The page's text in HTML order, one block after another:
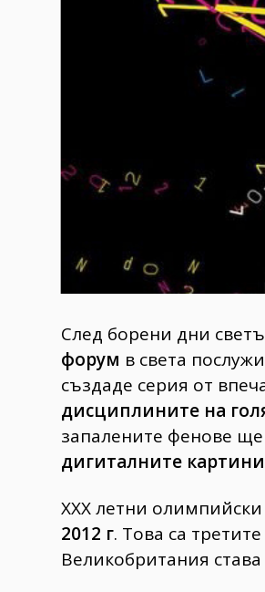
Wellness 1817
ПОСЛЕДВАЙТЕ
НИ
След борени дни
форум в света
създаде серия от
дисциплините на
запалените фенове
дигиталните
XXX летни
2012 г. Това са
Великобритания